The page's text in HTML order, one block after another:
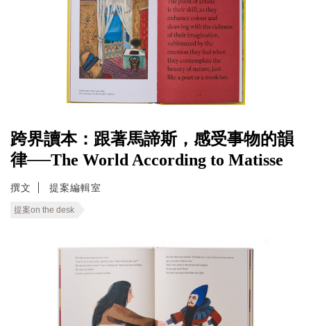
跨界讀本：跟著馬諦斯，感受事物的韻
律──The World According to Matisse
撰文 提案編輯室
提案on the desk